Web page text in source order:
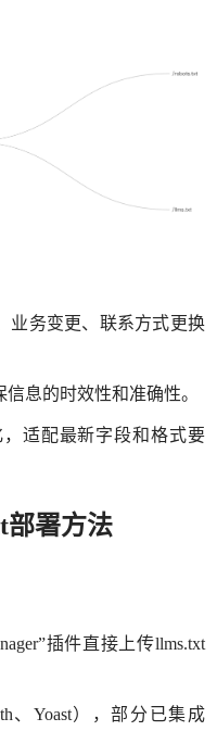
业务变更、联系方式更换
息的时效性和准确性。
适配最新字段和格式要
部署方法
插件直接上传llms.txt
、Yoast），部分已集成